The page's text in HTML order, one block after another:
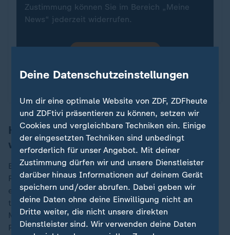
Zustimmung können Sie im Bereich „Meine
News“ jederzeit widerrufen.
Datenschutzeinstellungen anpassen
Hitzeschutzberatung muss finanziert
werden
Eine strukturierte Beratung in Hausarztpraxen und
Pflegeheimen sei deshalb unverzichtbar. Dabei gehe
es nicht nur um allgemeine Hinweise, ausreichend zu
trinken oder die Mittagshitze zu meiden. Oft müssten
Medikamente überprüft oder angepasst und
Patientinnen und Patienten darüber informiert werden,
Deine Datenschutzeinstellungen
Um dir eine optimale Website von ZDF, ZDFheute
und ZDFtivi präsentieren zu können, setzen wir
Cookies und vergleichbare Techniken ein. Einige
der eingesetzten Techniken sind unbedingt
erforderlich für unser Angebot. Mit deiner
Zustimmung dürfen wir und unsere Dienstleister
darüber hinaus Informationen auf deinem Gerät
speichern und/oder abrufen. Dabei geben wir
deine Daten ohne deine Einwilligung nicht an
Dritte weiter, die nicht unsere direkten
Dienstleister sind. Wir verwenden deine Daten